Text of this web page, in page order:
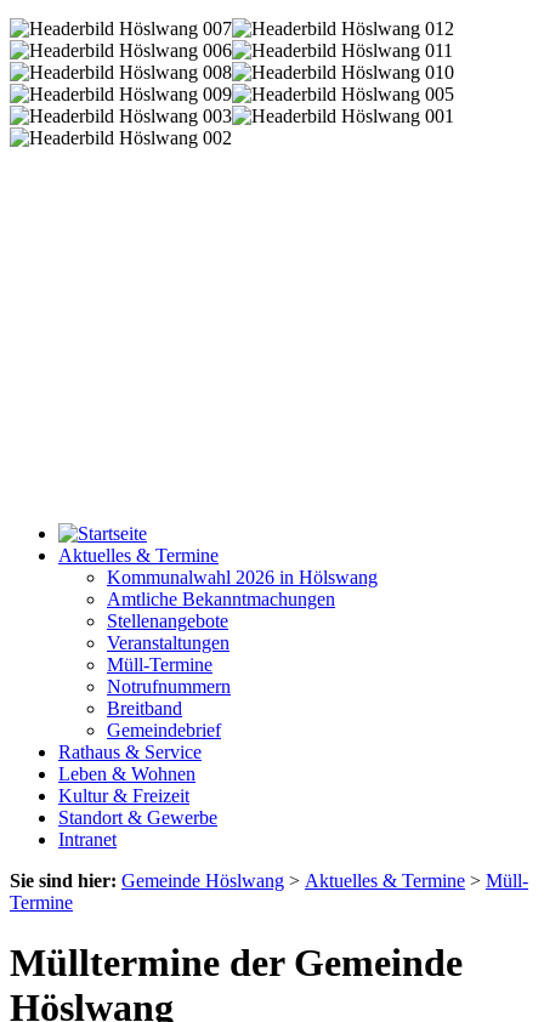
Aktuelles & Termine
Kommunalwahl 2026 in Hölswang
Amtliche Bekanntmachungen
Stellenangebote
Veranstaltungen
Müll-Termine
Notrufnummern
Breitband
Gemeindebrief
Rathaus & Service
Leben & Wohnen
Kultur & Freizeit
Standort & Gewerbe
Intranet
Sie sind hier: Gemeinde Höslwang > Aktuelles & Termine > Müll-
Termine
Mülltermine der Gemeinde
Höslwang